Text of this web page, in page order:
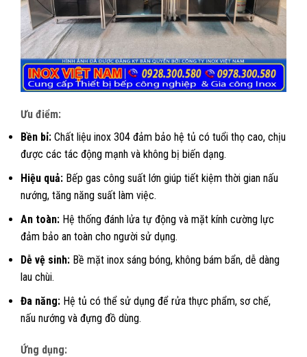
Ưu điểm:
Bền bỉ: Chất liệu inox 304 đảm bảo hệ tủ có tuổi thọ cao, chịu
được các tác động mạnh và không bị biến dạng.
Hiệu quả: Bếp gas công suất lớn giúp tiết kiệm thời gian nấu
nướng, tăng năng suất làm việc.
An toàn: Hệ thống đánh lửa tự động và mặt kính cường lực
đảm bảo an toàn cho người sử dụng.
Dễ vệ sinh: Bề mặt inox sáng bóng, không bám bẩn, dễ dàng
lau chùi.
Đa năng: Hệ tủ có thể sử dụng để rửa thực phẩm, sơ chế,
nấu nướng và đựng đồ dùng.
Ứng dụng: